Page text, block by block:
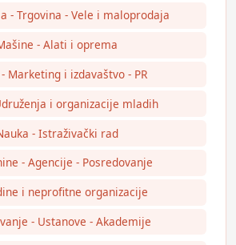
- Trgovina - Vele i maloprodaja
- Alati i oprema
Marketing i izdavaštvo - PR
i organizacije mladih
- Istraživački rad
- Agencije - Posredovanje
i neprofitne organizacije
- Ustanove - Akademije